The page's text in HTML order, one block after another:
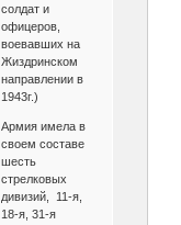
солдат и
офицеров,
воевавших на
Жиздринском
направлении в
1943г.)
Армия имела в
своем составе
шесть
стрелковых
дивизий, 11-я,
18-я, 31-я